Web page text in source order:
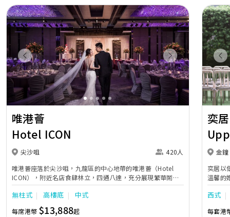
Previous Next
唯港薈
Hotel ICON
尖沙咀
420人
唯港薈座落於尖沙咀，九龍區的中心地帶的唯港薈（Hotel
ICON），附近名店食肆林立，四通八達，充分展現繁華鬧巿
中的活力個性，成為一眾準新人舉辦婚宴的熱門之選。專業團
隊由策劃統籌至所有婚宴每個細節，唯港薈都力臻完美，保證
讓您留下獨特的醉人回憶。 擁有時尚高樓頂的Silverbox宴會
廳，配置了全套先進的視聽影音及燈光設備配套，並採用極富
無柱式 高樓底 中式
每席港幣 $13,888起
奕居
金鐘
奕居以
溫馨的
團隊會
西式
每套港